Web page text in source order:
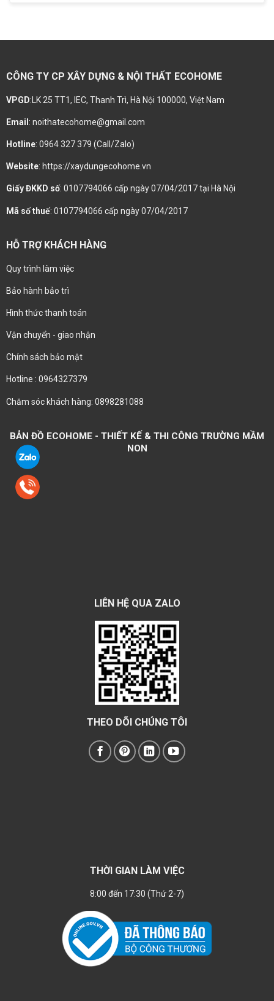
CÔNG TY CP XÂY DỰNG & NỘI THẤT ECOHOME
VPGD:LK 25 TT1, IEC, Thanh Trì, Hà Nội 100000, Việt Nam
Email : noithatecohome@gmail.com
Hotline: 0964 327 379 (Call/Zalo)
Website: https://xaydungecohome.vn
Giấy ĐKKD số: 0107794066 cấp ngày 07/04/2017 tại Hà Nội
Mã số thuế: 0107794066 cấp ngày 07/04/2017
HỖ TRỢ KHÁCH HÀNG
Quy trình làm việc
Bảo hành bảo trì
Hình thức thanh toán
Vận chuyển - giao nhận
Chính sách bảo mật
Hotline : 0964327379
Chăm sóc khách hàng: 0898281088
BẢN ĐỒ ECOHOME - THIẾT KẾ & THI CÔNG TRƯỜNG MẦM
NON
LIÊN HỆ QUA ZALO
THEO DÕI CHÚNG TÔI
THỜI GIAN LÀM VIỆC
8:00 đến 17:30 (Thứ 2-7)